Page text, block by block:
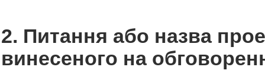
2. Питання або назва
винесеного на